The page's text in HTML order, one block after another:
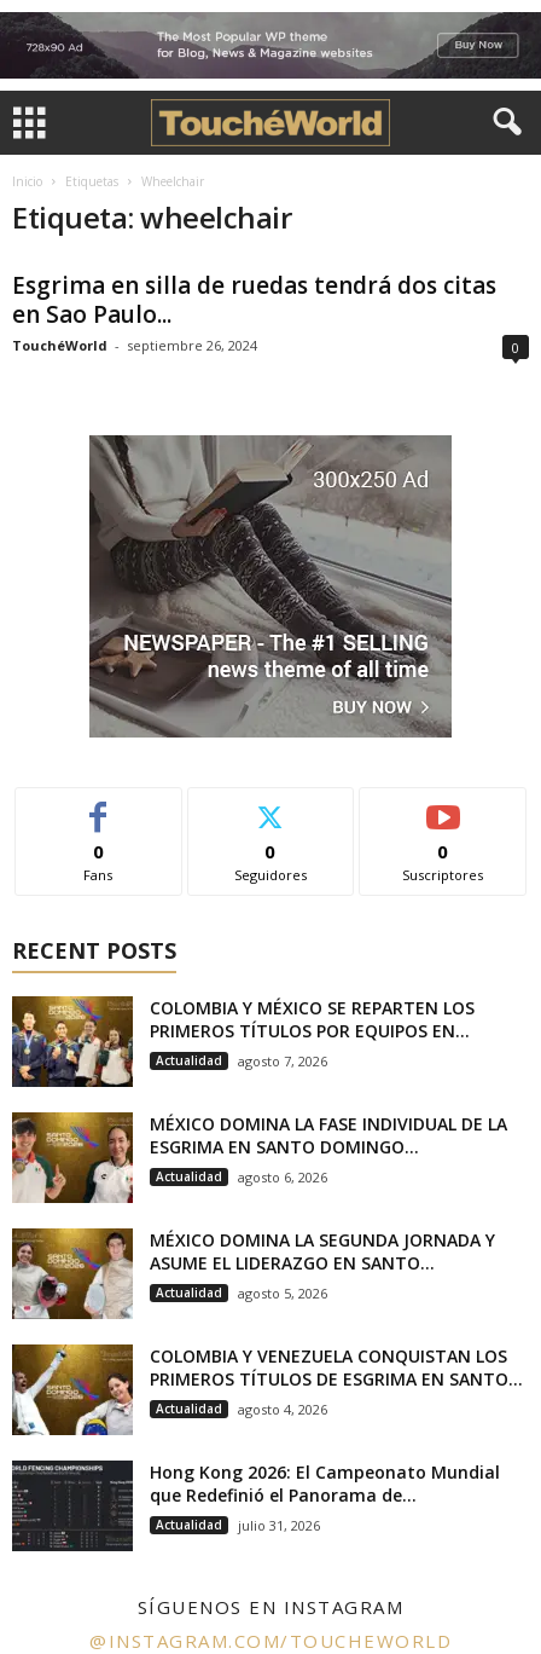
Inicio Etiquetas Wheelchair
Etiqueta: wheelchair
Esgrima en silla de ruedas tendrá dos citas
en Sao Paulo...
TouchéWorld - septiembre 26, 2024 0
0
Fans
0
Seguidores
0
Suscriptores
RECENT POSTS
COLOMBIA Y MÉXICO SE REPARTEN LOS
PRIMEROS TÍTULOS POR EQUIPOS EN...
Actualidad agosto 7, 2026
MÉXICO DOMINA LA FASE INDIVIDUAL DE LA
ESGRIMA EN SANTO DOMINGO...
Actualidad agosto 6, 2026
MÉXICO DOMINA LA SEGUNDA JORNADA Y
ASUME EL LIDERAZGO EN SANTO...
Actualidad agosto 5, 2026
COLOMBIA Y VENEZUELA CONQUISTAN LOS
PRIMEROS TÍTULOS DE ESGRIMA EN SANTO...
Actualidad agosto 4, 2026
Hong Kong 2026: El Campeonato Mundial
que Redefinió el Panorama de...
Actualidad julio 31, 2026
SÍGUENOS EN INSTAGRAM
@INSTAGRAM.COM/TOUCHEWORLD